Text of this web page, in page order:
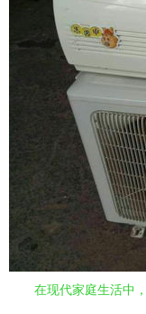
在现代家庭生活中